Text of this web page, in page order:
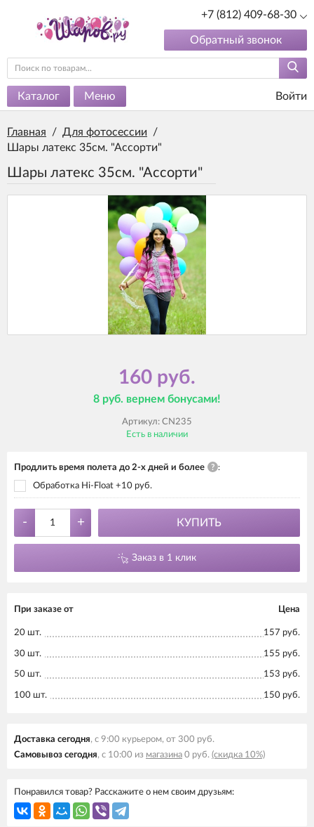
+7 (812) 409-68-30
Обратный звонок
Каталог Меню Войти
Главная / Для фотосессии
/
Шары латекс 35см. "Ассорти"
Шары латекс 35см. "Ассорти"
160 руб.
8 руб. вернем бонусами!
Артикул: CN235
Есть в наличии
Продлить время полета до 2-х дней и более ? :
Обработка Hi-Float +10 руб.
- + КУПИТЬ
Заказ в 1 клик
При заказе от Цена
20 шт. 157 руб.
30 шт. 155 руб.
50 шт. 153 руб.
100 шт. 150 руб.
Доставка сегодня, с 9:00 курьером, от 300 руб.
Самовывоз сегодня, с 10:00 из магазина 0 руб. (скидка 10%)
Понравился товар? Расскажите о нем своим друзьям: